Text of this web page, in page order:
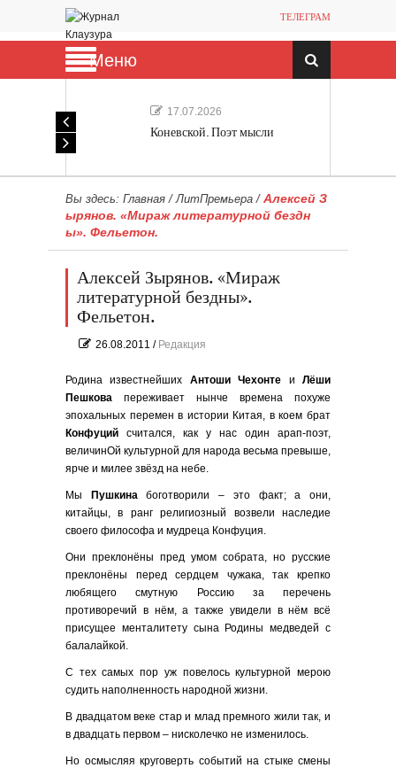
ТЕЛЕГРАМ
Меню
17.07.2026
Коневской. Поэт мысли
Вы здесь: Главная /ЛитПремьера / Алексей З
ырянов. «Мираж литературной бездн
ы». Фельетон.
Алексей Зырянов. «Мираж
литературной бездны».
Фельетон.
26.08.2011 / Редакция
Родина известнейших Антоши Чехонте иЛёши
Пешкова переживает нынче времена похуже
эпохальных перемен в истории Китая, в коем брат
Конфуций считался, как у нас один арап-поэт,
величинОй культурной для народа весьма превыше,
ярче и милее звёзд на небе.
Мы Пушкинабоготворили – это факт; а они,
китайцы, в ранг религиозный возвели наследие
своего философа и мудреца Конфуция.
Они преклонёны пред умом собрата, но русские
преклонёны перед сердцем чужака, так крепко
любящего смутную Россию за перечень
противоречий в нём, а также увидели в нём всё
присущее менталитету сына Родины медведей с
балалайкой.
С тех самых пор уж повелось культурной мерою
судить наполненность народной жизни.
В двадцатом веке стар и млад премного жили так, и
в двадцать первом – нисколечко не изменилось.
Но осмысляя круговерть событий на стыке смены